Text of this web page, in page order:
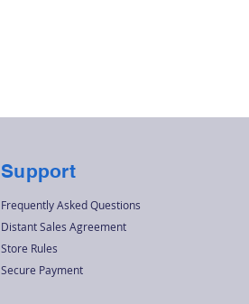
Support
Frequently Asked Questions
Distant Sales Agreement
Store Rules
Secure Payment